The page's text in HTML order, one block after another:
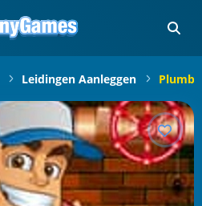
Leidingen Aanleggen